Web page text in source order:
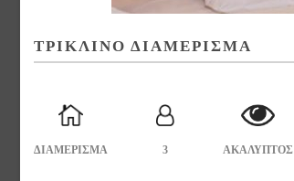
ΤΡΙΚΛΙΝΟ ΔΙΑΜΕΡΙΣΜΑ
ΔΙΑΜΕΡΙΣΜΑ 3 ΑΚΑΛΥΠΤΟΣ